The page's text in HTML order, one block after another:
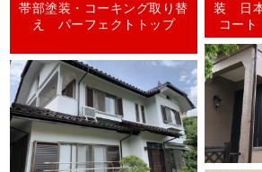
帯部塗装・コーキング取り替
え パーフェクトトップ
装 日
コー